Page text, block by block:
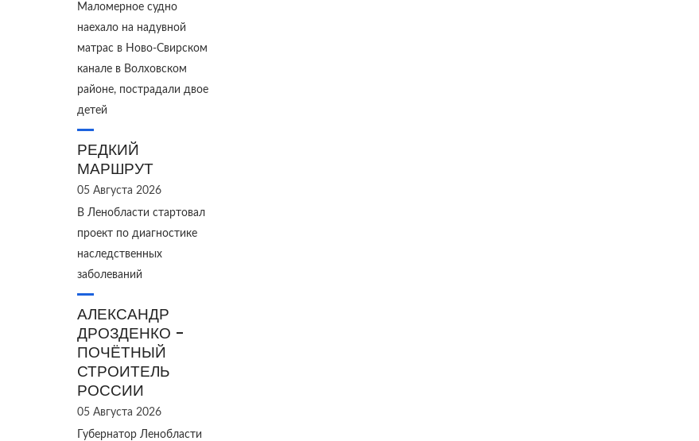
Маломерное судно
наехало на надувной
матрас в Ново‑Свирском
канале в Волховском
районе, пострадали двое
детей
РЕДКИЙ
МАРШРУТ
05 Августа 2026
В Ленобласти стартовал
проект по диагностике
наследственных
заболеваний
АЛЕКСАНДР
ДРОЗДЕНКО -
ПОЧЁТНЫЙ
СТРОИТЕЛЬ
РОССИИ
05 Августа 2026
Губернатор Ленобласти